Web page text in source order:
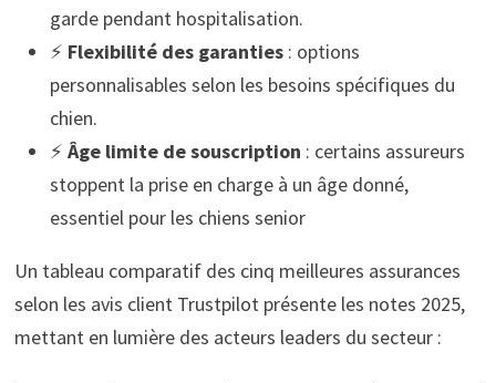
garde pendant hospitalisation.
⚡ Flexibilité des garanties: options
personnalisables selon les besoins spécifiques du
chien.
⚡ Âge limite de souscription : certains assureurs
stoppent la prise en charge à un âge donné,
essentiel pour les chiens senior
Un tableau comparatif des cinq meilleures assurances
selon les avis client Trustpilot présente les notes 2025,
mettant en lumière des acteurs leaders du secteur :